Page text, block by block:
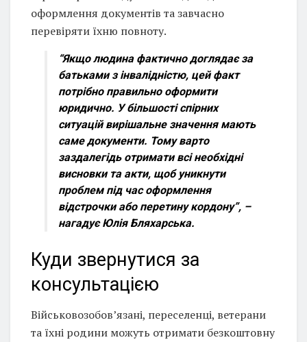
оформлення документів та завчасно
перевіряти їхню повноту.
“Якщо людина фактично доглядає за
батьками з інвалідністю, цей факт
потрібно правильно оформити
юридично. У більшості спірних
ситуацій вирішальне значення мають
саме документи. Тому варто
заздалегідь отримати всі необхідні
висновки та акти, щоб уникнути
проблем під час оформлення
відстрочки або перетину кордону”, –
нагадує Юлія Бляхарська.
Куди звернутися за
консультацією
Військовозобов’язані, переселенці, ветерани
та їхні родини можуть отримати безкоштовну